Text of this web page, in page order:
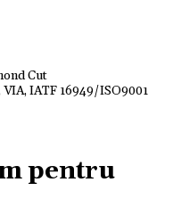
Cut
VIA, IATF 16949/ISO9001
pentru